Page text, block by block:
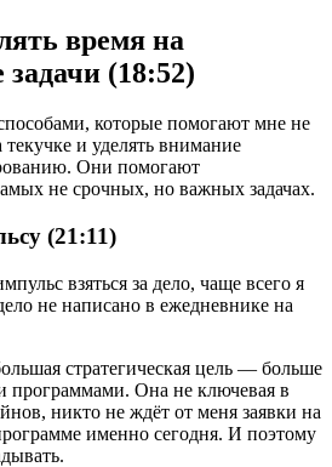
время на
задачи (18:52)
которые помогают мне не
текучке и уделять внимание
Они помогают
не срочных, но важных задачах.
(21:11)
взяться за дело, чаще всего я
не написано в ежедневнике на
стратегическая цель — больше
программами. Она не ключевая в
никто не ждёт от меня заявки на
именно сегодня. И поэтому